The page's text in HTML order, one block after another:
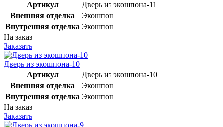
Артикул
Дверь из экошпона-11
Внешняя отделка
Экошпон
Внутренняя отделка Экошпон
На заказ
Заказать
Дверь из экошпона-10
Артикул
Дверь из экошпона-10
Внешняя отделка
Экошпон
Внутренняя отделка Экошпон
На заказ
Заказать